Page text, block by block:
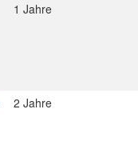
1 Jahre
2 Jahre